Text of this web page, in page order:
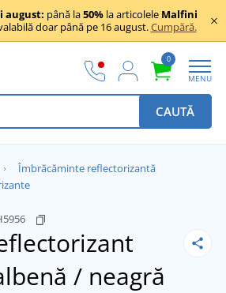
august: până la50% la articolele Malfini
doar până pe 16 august.Cumpără.
0
MENU
CAUTĂ
Îmbrăcăminte reflectorizantă
/ neagră